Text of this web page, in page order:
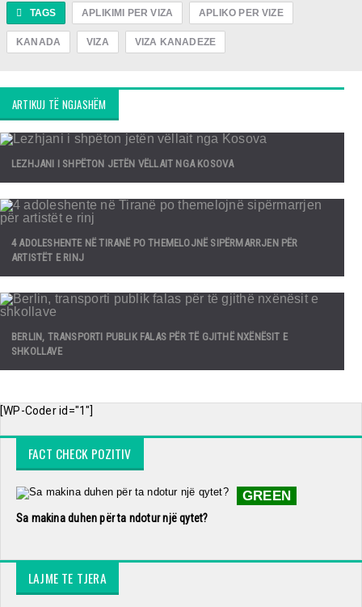
TAGS APLIKIMI PER VIZA APLIKO PER VIZE
KANADA VIZA VIZA KANADEZE
ARTIKUJ TË NGJASHËM
LEZHJANI I SHPËTON JETËN VËLLAIT NGA KOSOVA
4 ADOLESHENTE NË TIRANË PO THEMELOJNË SIPËRMARRJEN PËR
ARTISTËT E RINJ
BERLIN, TRANSPORTI PUBLIK FALAS PËR TË GJITHË NXËNËSIT E
SHKOLLAVE
[WP-Coder id="1"]
FACT CHECK POZITIV
GREEN
Sa makina duhen për ta ndotur një qytet?
LAJME TE TJERA